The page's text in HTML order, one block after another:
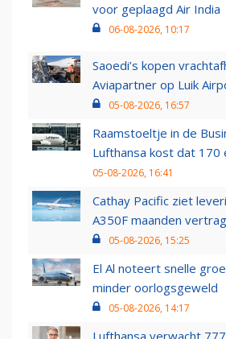
voor geplaagd Air India
06-08-2026, 10:17
Saoedi’s kopen
Aviapartner op Luik
05-08-2026, 16:57
Raamstoeltje in de
Lufthansa kost dat 170
05-08-2026, 16:41
Cathay Pacific ziet
A350F maanden
05-08-2026, 15:25
El Al noteert snelle
minder oorlogsgeweld
05-08-2026, 14:17